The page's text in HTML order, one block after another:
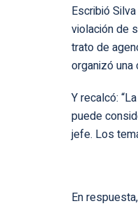
Escribió
violación de
trato de
organizó
Y recalcó:
puede
jefe. Los
En